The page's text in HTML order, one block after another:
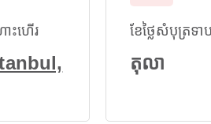
ះហើរ ខែថ្លៃសំបុត្រទ
តុលា